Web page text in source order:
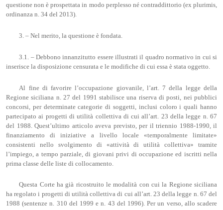
questione non è prospettata in modo perplesso né contraddittorio (ex plurimis,
ordinanza n. 34 del 2013).
3. – Nel merito, la questione è fondata.
3.1. – Debbono innanzitutto essere illustrati il quadro normativo in cui si
inserisce la disposizione censurata e le modifiche di cui essa è stata oggetto.
Al fine di favorire l’occupazione giovanile, l’art. 7 della legge della
Regione siciliana n. 27 del 1991 stabilisce una riserva di posti, nei pubblici
concorsi, per determinate categorie di soggetti, inclusi coloro i quali hanno
partecipato ai progetti di utilità collettiva di cui all’art. 23 della legge n. 67
del 1988. Quest’ultimo articolo aveva previsto, per il triennio 1988-1990, il
finanziamento di iniziative a livello locale «temporalmente limitate»
consistenti nello svolgimento di «attività di utilità collettiva» tramite
l’impiego, a tempo parziale, di giovani privi di occupazione ed iscritti nella
prima classe delle liste di collocamento.
Questa Corte ha già ricostruito le modalità con cui la Regione siciliana
ha regolato i progetti di utilità collettiva di cui all’art. 23 della legge n. 67 del
1988 (sentenze n. 310 del 1999 e n. 43 del 1996). Per un verso, allo scadere